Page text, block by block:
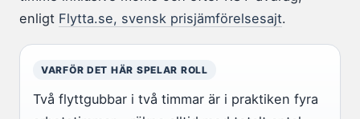
enligt Flytta.se, svensk prisjämförelsesajt.
VARFÖR DET HÄR SPELAR ROLL
Två flyttgubbar i två timmar är i praktiken fyra